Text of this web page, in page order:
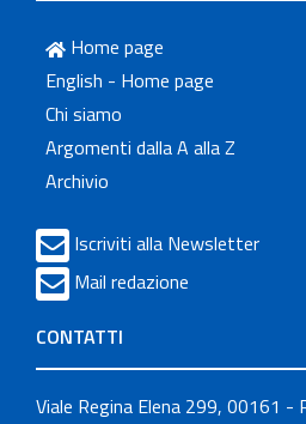
Home page
English - Home page
Chi siamo
Argomenti dalla A alla Z
Archivio
Iscriviti alla Newsletter
Mail redazione
CONTATTI
Viale Regina Elena 299, 00161 -